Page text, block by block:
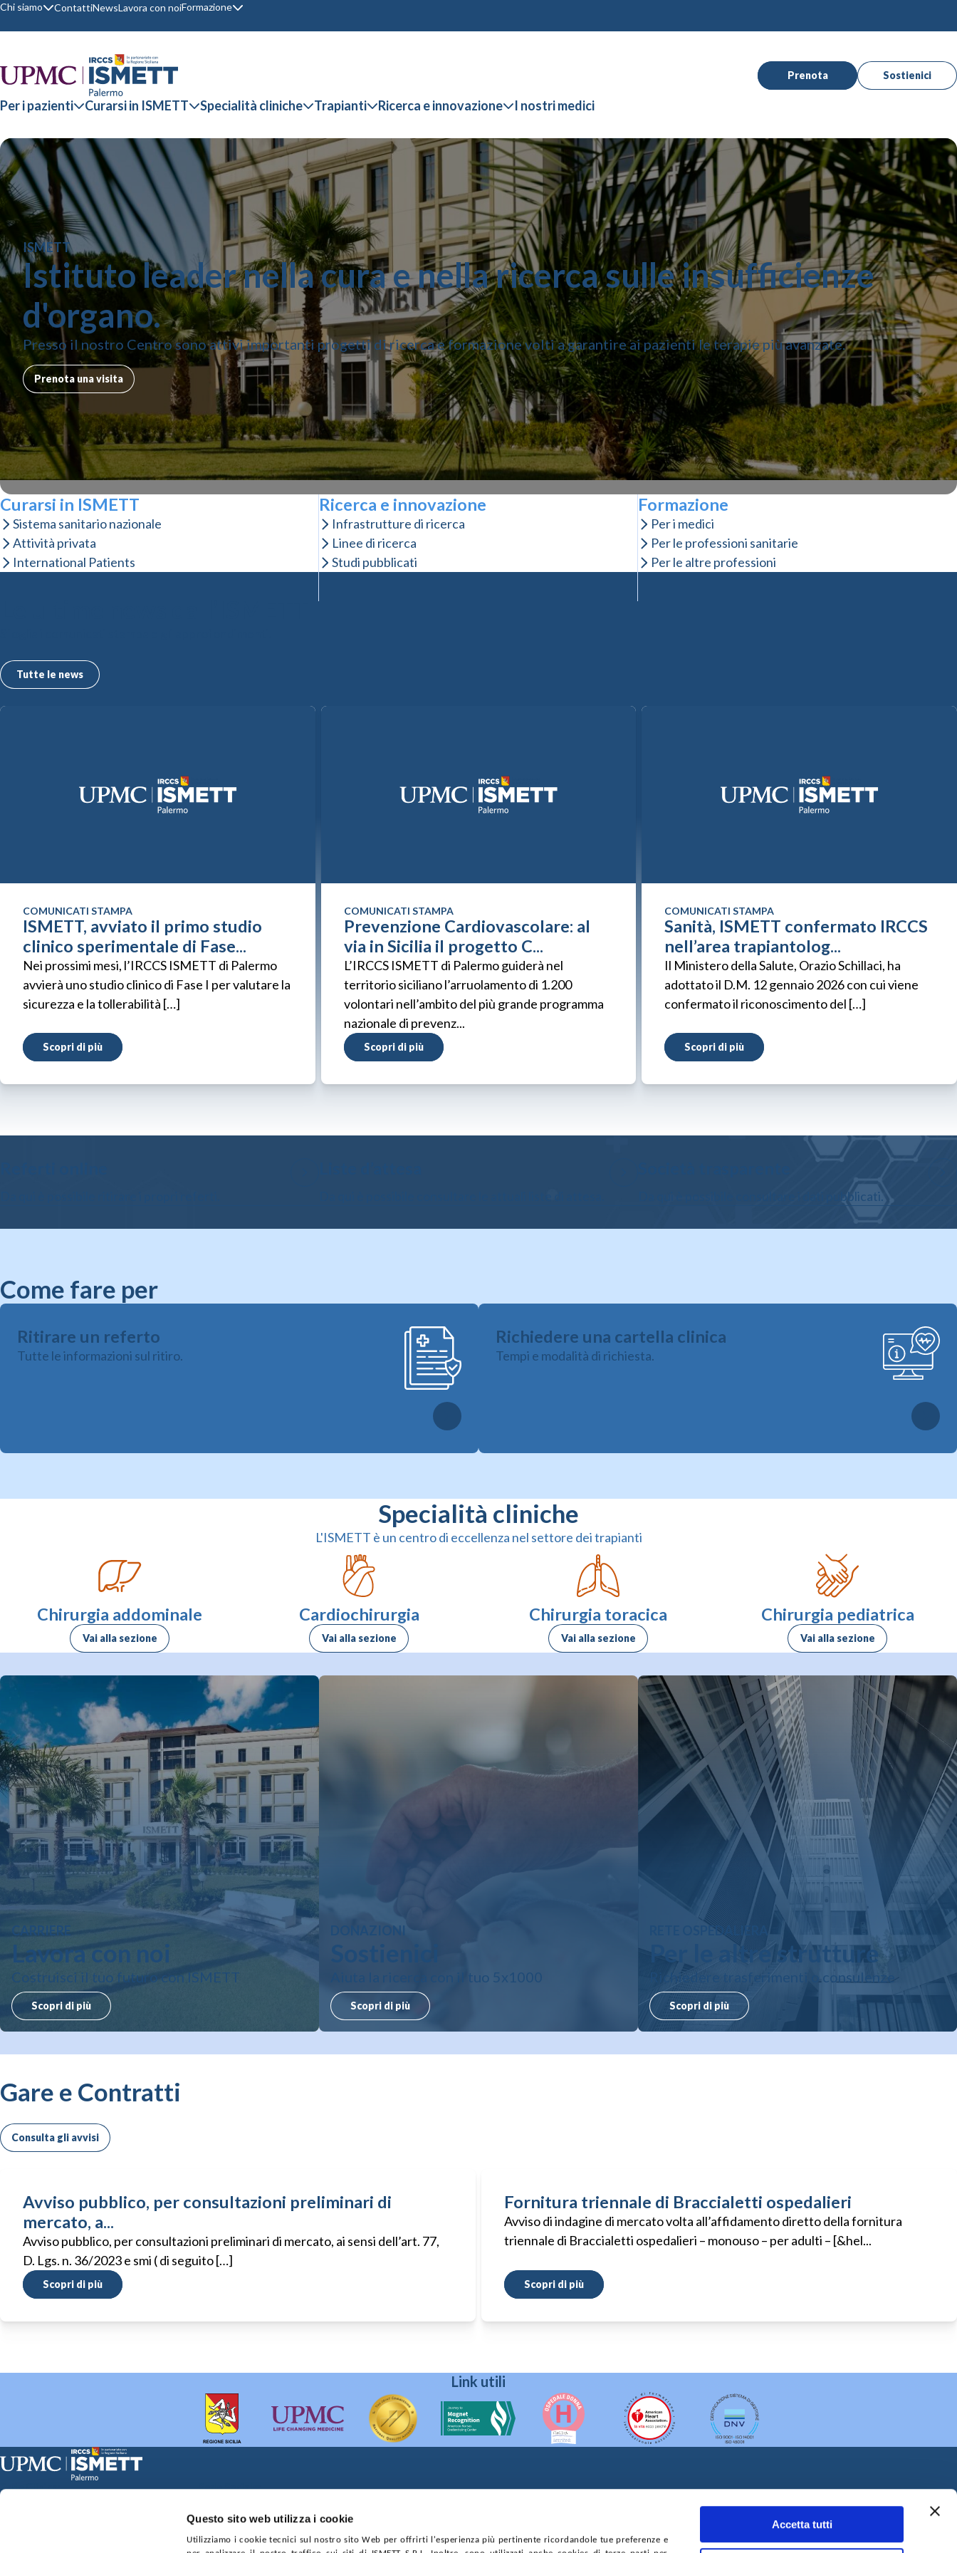
Questo sito web utilizza i cookie
Utilizziamo i cookie tecnici sul nostro sito Web per offrirti l'esperienza più pertinente ricordandole tue preferenze e
Accetta tutti
Chi siamo ContattiNewsLavora con noiFormazione
Prenota Sostienici
Per i pazienti Curarsi in ISMETT Specialità cliniche Trapianti Ricerca e innovazione I nostri medici
ISMETT
Istituto leader nella cura e nella ricerca sulle insufficienze
d'organo.
Presso il nostro Centro sono attivi importanti progetti di ricerca e formazione volti a garantire ai pazienti le terapie più avanzate.
Prenota una visita
Curarsi in ISMETT
Sistema sanitario nazionale
Attività privata
International Patients
Ricerca e innovazione
Infrastrutture di ricerca
Linee di ricerca
Studi pubblicati
Formazione
Per i medici
Per le professioni sanitarie
Per le altre professioni
Tutte le news
COMUNICATI STAMPA
ISMETT, avviato il primo studio
clinico sperimentale di Fase...
Nei prossimi mesi, l’IRCCS ISMETT di Palermo
avvierà uno studio clinico di Fase I per valutare la
sicurezza e la tollerabilità […]
Scopri di più
COMUNICATI STAMPA
Prevenzione Cardiovascolare: al
via in Sicilia il progetto C...
L’IRCCS ISMETT di Palermo guiderà nel
territorio siciliano l’arruolamento di 1.200
volontari nell’ambito del più grande programma
nazionale di prevenz...
Scopri di più
COMUNICATI STAMPA
Sanità, ISMETT confermato IRCCS
nell’area trapiantolog...
Il Ministero della Salute, Orazio Schillaci, ha
adottato il D.M. 12 gennaio 2026 con cui viene
confermato il riconoscimento del […]
Scopri di più
Da qui è possibile consultare i dati pubblicati.
Come fare per
Ritirare un referto
Tutte le informazioni sul ritiro.
Richiedere una cartella clinica
Tempi e modalità di richiesta.
Specialità cliniche
L'ISMETT è un centro di eccellenza nel settore dei trapianti
Chirurgia addominale
Vai alla sezione
Cardiochirurgia
Vai alla sezione
Chirurgia toracica
Vai alla sezione
Chirurgia pediatrica
Vai alla sezione
CARRIERE
Lavora con noi
Costruisci il tuo futuro con ISMETT
Scopri di più
DONAZIONI
Sostienici
Aiuta la ricerca con il tuo 5x1000
Scopri di più
RETE OSPEDALIERA
Per le altre strutture
Richiedere trasferimenti o consulenze
Scopri di più
Gare e Contratti
Consulta gli avvisi
Avviso pubblico, per consultazioni preliminari di
mercato, a...
Avviso pubblico, per consultazioni preliminari di mercato, ai sensi dell’art. 77,
D. Lgs. n. 36/2023 e smi ( di seguito […]
Scopri di più
Fornitura triennale di Braccialetti ospedalieri
Avviso di indagine di mercato volta all’affidamento diretto della fornitura
triennale di Braccialetti ospedalieri – monouso – per adulti – [&hel...
Scopri di più
Link utili
Sede Clinica:
Sede Sociale:
Ufficio Registro delle imprese di Palermo